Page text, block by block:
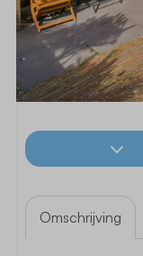
Omschrijving